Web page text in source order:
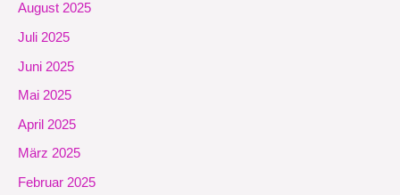
August 2025
Juli 2025
Juni 2025
Mai 2025
April 2025
März 2025
Februar 2025